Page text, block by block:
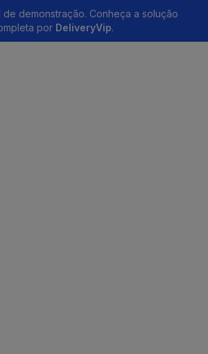
de demonstração. Conheça a solução
por DeliveryVip.